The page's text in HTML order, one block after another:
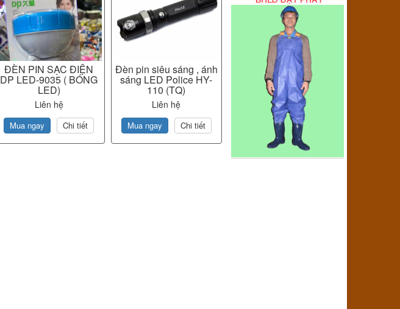
ĐÈN PIN SẠC ĐIỆN
DP LED-9035 ( BÓNG
LED)
Liên hệ
Mua ngay Chi tiết
Đèn pin siêu sáng , ánh
sáng LED Police HY-
110 (TQ)
Liên hệ
Mua ngay Chi tiết